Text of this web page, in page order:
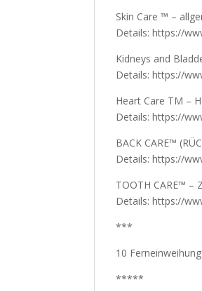
Skin Care ™ –
Details: https://
Kidneys and
Details: https://
Heart Care TM –
Details: https://
BACK CARE™
Details: https://
TOOTH CARE™ –
Details: https://
***
10
*****